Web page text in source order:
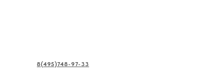
8(495)748-97-33